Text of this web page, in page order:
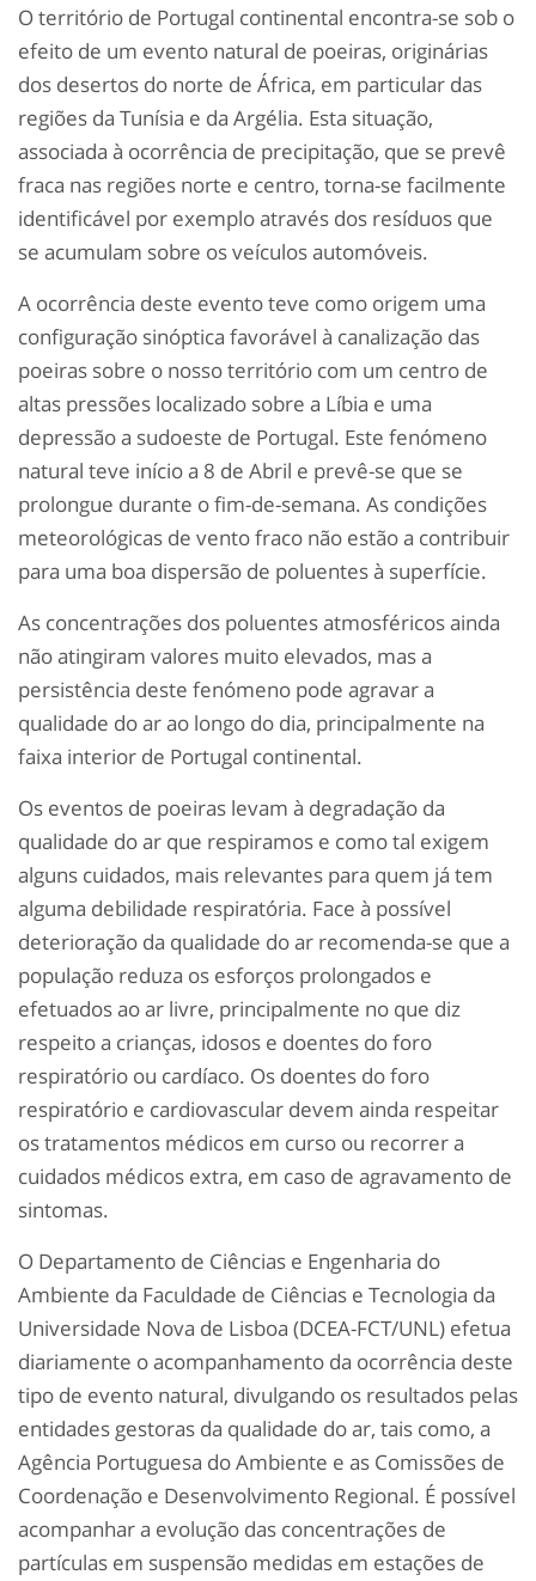
O território de Portugal continental encontra-se sob o
efeito de um evento natural de poeiras, originárias
dos desertos do norte de África, em particular das
regiões da Tunísia e da Argélia. Esta situação,
associada à ocorrência de precipitação, que se prevê
fraca nas regiões norte e centro, torna-se facilmente
identificável por exemplo através dos resíduos que
se acumulam sobre os veículos automóveis.
A ocorrência deste evento teve como origem uma
configuração sinóptica favorável à canalização das
poeiras sobre o nosso território com um centro de
altas pressões localizado sobre a Líbia e uma
depressão a sudoeste de Portugal. Este fenómeno
natural teve início a 8 de Abril e prevê-se que se
prolongue durante o fim-de-semana. As condições
meteorológicas de vento fraco não estão a contribuir
para uma boa dispersão de poluentes à superfície.
As concentrações dos poluentes atmosféricos ainda
não atingiram valores muito elevados, mas a
persistência deste fenómeno pode agravar a
qualidade do ar ao longo do dia, principalmente na
faixa interior de Portugal continental.
Os eventos de poeiras levam à degradação da
qualidade do ar que respiramos e como tal exigem
alguns cuidados, mais relevantes para quem já tem
alguma debilidade respiratória. Face à possível
deterioração da qualidade do ar recomenda-se que a
população reduza os esforços prolongados e
efetuados ao ar livre, principalmente no que diz
respeito a crianças, idosos e doentes do foro
respiratório ou cardíaco. Os doentes do foro
respiratório e cardiovascular devem ainda respeitar
os tratamentos médicos em curso ou recorrer a
cuidados médicos extra, em caso de agravamento de
sintomas.
O Departamento de Ciências e Engenharia do
Ambiente da Faculdade de Ciências e Tecnologia da
Universidade Nova de Lisboa (DCEA-FCT/UNL) efetua
diariamente o acompanhamento da ocorrência deste
tipo de evento natural, divulgando os resultados pelas
entidades gestoras da qualidade do ar, tais como, a
Agência Portuguesa do Ambiente e as Comissões de
Coordenação e Desenvolvimento Regional. É possível
acompanhar a evolução das concentrações de
partículas em suspensão medidas em estações de